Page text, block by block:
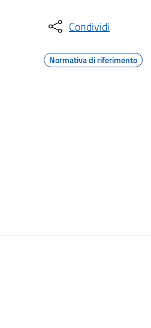
Condividi
Normativa di riferimento